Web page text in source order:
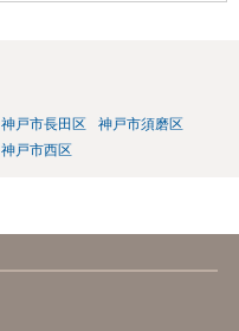
神戸市長田区
神戸市須磨区
神戸市西区